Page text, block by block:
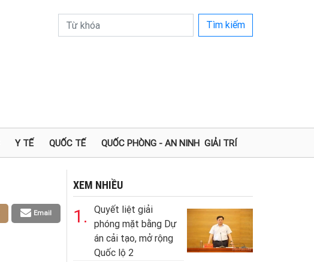
Tìm kiếm
Y TẾ QUỐC TẾ QUỐC PHÒNG - AN NINH GIẢI TRÍ
Email
XEM NHIỀU
1.
Quyết liệt giải
phóng mặt bằng Dự
án cải tạo, mở rộng
Quốc lộ 2